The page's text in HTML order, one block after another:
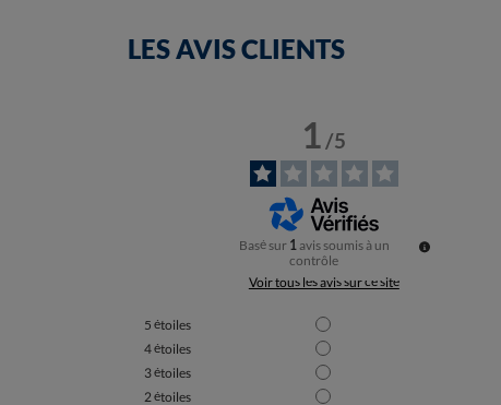
LES AVIS CLIENTS
1/5
Basé sur 1 avis soumis à un
contrôle
Voir tous les avis sur ce site
5 étoiles
4étoiles
3étoiles
2 étoiles